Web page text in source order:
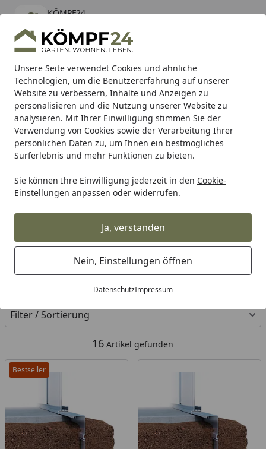
Unsere Seite verwendet Cookies und ähnliche
Technologien, um die Benutzererfahrung auf unserer
Website zu verbessern, Inhalte und Anzeigen zu
personalisieren und die Nutzung unserer Website zu
analysieren. Mit Ihrer Einwilligung stimmen Sie der
Verwendung von Cookies sowie der Verarbeitung Ihrer
persönlichen Daten zu, um Ihnen ein bestmögliches
Surferlebnis und mehr Funktionen zu bieten.
Sie können Ihre Einwilligung jederzeit in den Cookie-
Einstellungen anpassen oder widerrufen.
Ja, verstanden
Nein, Einstellungen öffnen
DatenschutzImpressum
KÖMPF24
kostenlos - Im App Store
Hotline
Alle Produkte
Mein Konto
Suchen
Karibu Pools inkl. gratis Sandfilteranlage & Pool-
Starterset (Gesamtwert bis 468,99€)
Startseite
Kreative Garten Technik Gewächshäuser Zubehör für
KGT Fundamente für
Gewächshäuser
Ihre Artikelübersicht
Filter / Sortierung
16 Artikel gefunden
Bestseller